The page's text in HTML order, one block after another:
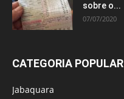
sobre o...
07/07/2020
CATEGORIA POPULAR
Jabaquara